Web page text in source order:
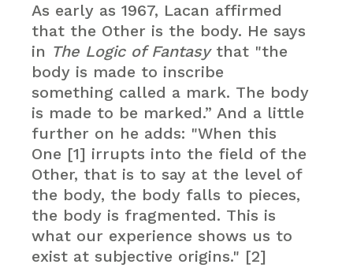
As early as 1967, Lacan affirmed
that the Other is the body. He says
in The Logic of Fantasythat "the
body is made to inscribe
something called a mark. The body
is made to be marked.” And a little
further on he adds: "When this
One [1] irrupts into the field of the
Other, that is to say at the level of
the body, the body falls to pieces,
the body is fragmented. This is
what our experience shows us to
exist at subjective origins." [2]